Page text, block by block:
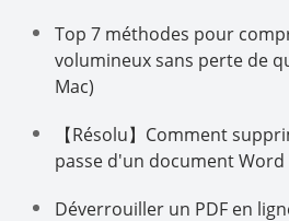
Top 7 méthodes pour
volumineux sans perte de
Mac)
【Résolu】Comment
passe d'un document Word
Déverrouiller un PDF en